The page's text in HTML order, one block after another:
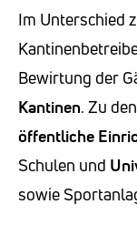
Im Unterschied
Bewirtung der
Kantinen. Zu
öffentliche
Schulen und
sowie